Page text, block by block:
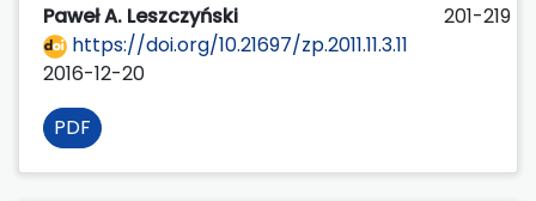
Paweł A. Leszczyński
201-219
https://doi.org/10.21697/zp.2011.11.3.11
2016-12-20
PDF